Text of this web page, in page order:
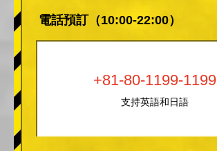
電話預訂（10:00-22:00）
+81-80-1199-1199
支持英語和日語